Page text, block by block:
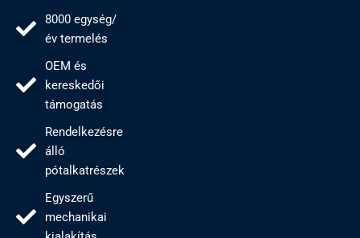
8000 egység/
év termelés
OEM és
kereskedői
támogatás
Rendelkezésre
álló
pótalkatrészek
Egyszerű
mechanikai